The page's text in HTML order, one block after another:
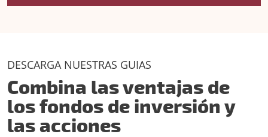
DESCARGA NUESTRAS GUIAS
Combina las ventajas de
los fondos de inversión y
las acciones